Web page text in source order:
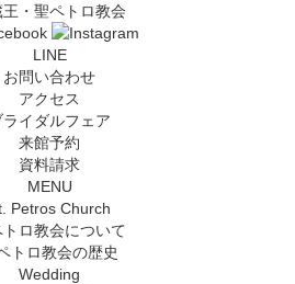
・聖ペトロ教会
LINE
お問い合わせ
アクセス
ライダルフェア
来館予約
資料請求
MENU
Petros Church
ロ教会について
トロ教会の歴史
Wedding